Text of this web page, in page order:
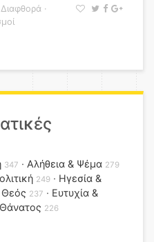
Διαφθορά ·
347 Αλήθεια & Ψέμα 279
249
Ηγεσία &
Θεός 237
Ευτυχία &
Θάνατος 226